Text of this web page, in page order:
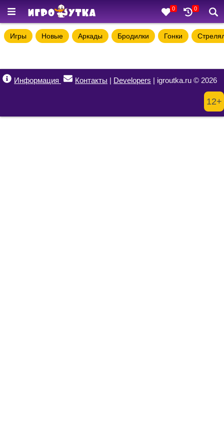
0 0
Игры Новые Аркады Бродилки Гонки
Информация Контакты | Developers | igroutka.ru © 2026
12+